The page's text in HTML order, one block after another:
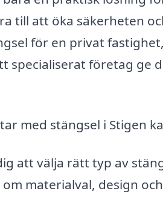
till att öka säkerheten
för en privat
specialiserat företag ge
med stängsel i Stigen
att välja rätt typ av
materialval, design